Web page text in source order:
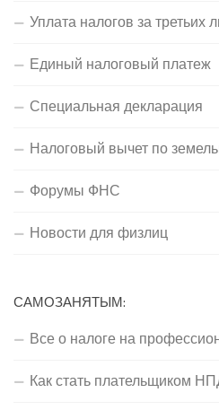
Уплата налогов за третьих
Единый налоговый платеж
Специальная декларация
Налоговый вычет по
Форумы ФНС
Новости для физлиц
САМОЗАНЯТЫМ:
Все о налоге на
Как стать плательщиком